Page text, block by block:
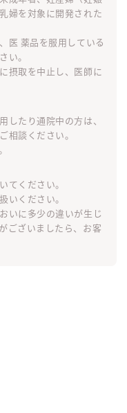
婦を対象に開発された
医 薬品を服用している
い。
摂取を中止し、医師に
たり通院中の方は、
相談ください。
ください。
ください。
いに多少の違いが生じ
ございましたら、お客